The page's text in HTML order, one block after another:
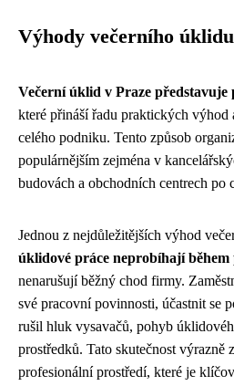
Výhody večerního
Večerní úklid v Praze
které přináší řadu praktických
celého podniku. Tento způsob
populárnějším zejména v
budovách a obchodních centrech po
Jednou z nejdůležitějších výhod
úklidové práce neprobíhají
nenarušují běžný chod firmy.
své pracovní povinnosti, účastnit se
rušil hluk vysavačů, pohyb
prostředků. Tato skutečnost
profesionální prostředí, které je